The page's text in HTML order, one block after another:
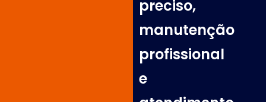
preciso,
manutenção
profissional
e